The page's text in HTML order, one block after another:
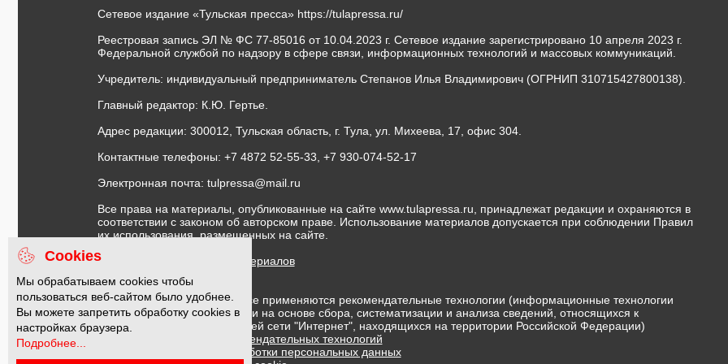
Сетевое издание «Тульская пресса» https://tulapressa.ru/
Реестровая запись ЭЛ № ФС 77-85016 от 10.04.2023 г. Сетевое издание зарегистрировано 10 апреля 2023 г.
Федеральной службой по надзору в сфере связи, информационных технологий и массовых коммуникаций.
Учредитель: индивидуальный предприниматель Степанов Илья Владимирович (ОГРНИП 310715427800138).
Главный редактор: К.Ю. Гертье.
Адрес редакции: 300012, Тульская область, г. Тула, ул. Михеева, 17, офис 304.
Контактные телефоны: +7 4872 52-55-33, +7 930-074-52-17
Электронная почта: tulpressa@mail.ru
Все права на материалы, опубликованные на сайте www.tulapressa.ru, принадлежат редакции и охраняются в
соответствии с законом об авторском праве. Использование материалов допускается при соблюдении Правил
их использования, размещенных на сайте.
Правила использования материалов
На информационном ресурсе применяются рекомендательные технологии (информационные технологии
предоставления информации на основе сбора, систематизации и анализа сведений, относящихся к
предпочтениям пользователей сети "Интернет", находящихся на территории Российской Федерации)
Правила применения рекомендательных технологий
Политика в отношении обработки персональных данных
Cookies
Мы обрабатываем cookies чтобы
пользоваться веб-сайтом было удобнее.
Вы можете запретить обработку cookies в
настройках браузера.
Подробнее...